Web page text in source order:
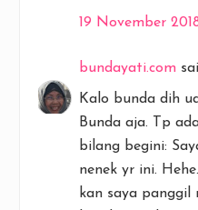
19 November
bundayati.com
Kalo bunda dih
Bunda aja. Tp
bilang begini:
nenek yr ini.
kan saya panggil